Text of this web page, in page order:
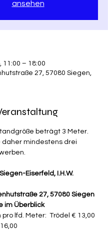
ansehen
11:00 – 18:00
27, 57080 Siegen,
beträgt 3 Meter.
daher mindestens drei
Eiserfeld, I.H.W.
27, 57080 Siegen
im Überblick
lfd. Meter:  Trödel € 13,00